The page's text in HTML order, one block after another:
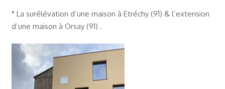
° La surélévation d’une maison à Etréchy (91) & l’extension
d’une maison à Orsay (91) .